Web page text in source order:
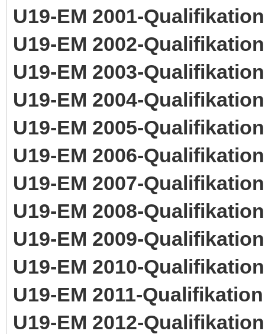
U19-EM 2001-Qualifikation
U19-EM 2002-Qualifikation
U19-EM 2003-Qualifikation
U19-EM 2004-Qualifikation
U19-EM 2005-Qualifikation
U19-EM 2006-Qualifikation
U19-EM 2007-Qualifikation
U19-EM 2008-Qualifikation
U19-EM 2009-Qualifikation
U19-EM 2010-Qualifikation
U19-EM 2011-Qualifikation
U19-EM 2012-Qualifikation